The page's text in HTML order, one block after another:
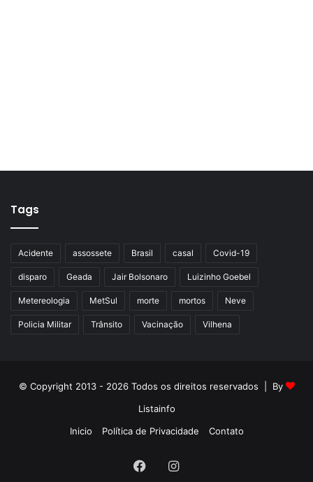
Tags
Acidente assossete Brasil casal Covid-19
disparo Geada Jair Bolsonaro Luizinho Goebel
Metereologia MetSul morte mortos Neve
Policia Militar Trânsito Vacinação Vilhena
© Copyright 2013 - 2026 Todos os direitos reservados | By
Listainfo
Inicio
Política de Privacidade Contato
FacebookInstagram